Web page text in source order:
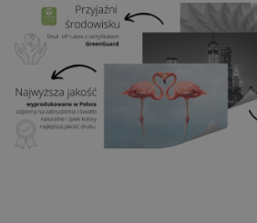
Klej:Niepotrzebny
Zastosowanie:
Salon, sypialnia,
biurowe, przedpokój i wiele innych